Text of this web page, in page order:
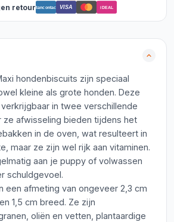
retourBancontact VISA iDEAL
hondenbiscuits zijn speciaal
kleine als grote honden. Deze
in twee verschillende
ze afwisseling bieden tijdens het
in de oven, wat resulteert in
maar ze zijn wel rijk aan vitaminen.
aan je puppy of volwassen
schuldgevoel.
een afmeting van ongeveer 2,3 cm
1,5 cm breed. Ze zijn
oliën en vetten, plantaardige